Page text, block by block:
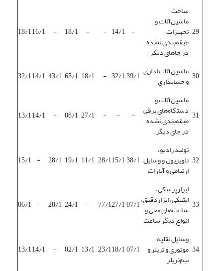
29
ساخت
ماشین‌آلات و
تجهیزات
طبقه‌بندی نشده
در جاهای دیگر
-
14/1
-
-
18/1
-
16/1
18/1
30 ماشین‌آلات اداری
و حسابداری 39/1
32/1
-
18/1
65/1
43/1
14/1
32/1
31
ماشین‌آلات و
دستگاه‌های برقی
طبقه‌بندی نشده
در جای دیگر
-
-
-
27/1
08/1
-
14/1
13/1
32
تولید رادیو،
تلویزیون و وسایل
ارتباطی و آپارات
38/1
15/1
28/1
11/1
19/1
28/1
-
15/1
33
ابزارپزشکی،
اپتیکی، ابزاردقیق،
ساعت‌های مچی و
انواع دیگر ساعت
07/1
27/1
77/1
-
24/1
28/1
-
06/1
34
وسایل نقلیه
موتوری و تریلر و
نیم‌تریلر
07/1
18/1
23/1
13/1
02/1
-
14/1
13/1